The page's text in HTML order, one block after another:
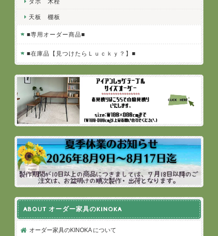
ダボ 木栓
天板 棚板
■専用オーダー商品■
■在庫品【見つけたらＬｕｃｋｙ？】■
ABOUT オーダー家具のKINOKA
オーダー家具のKINOKA について